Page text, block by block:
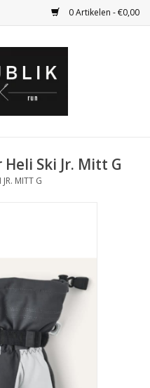
0 Artikelen - €0,00
Ski Jr. Mitt G
JR. MITT G